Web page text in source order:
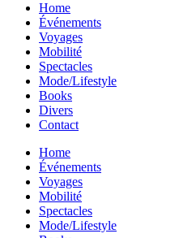
Home
Événements
Voyages
Mobilité
Spectacles
Mode/Lifestyle
Books
Divers
Contact
Home
Événements
Voyages
Mobilité
Spectacles
Mode/Lifestyle